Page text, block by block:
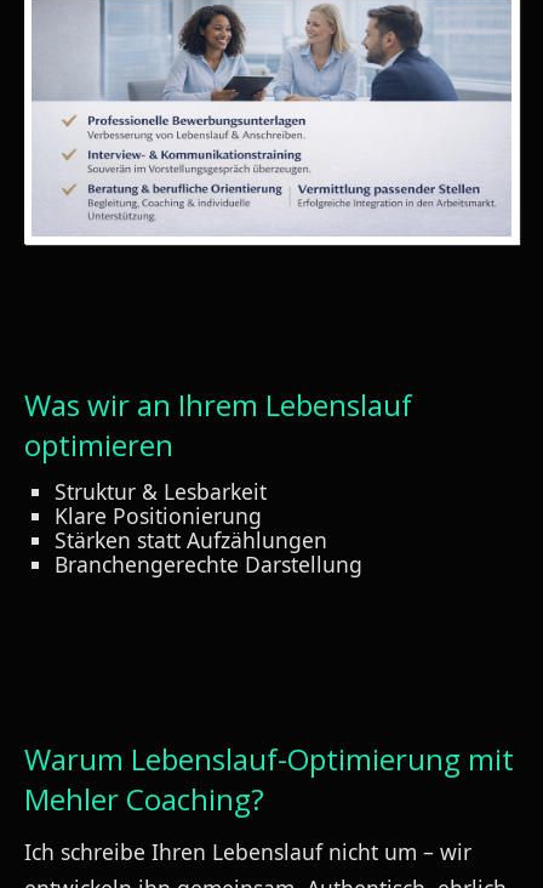
Was wir an Ihrem Lebenslauf
optimieren
Struktur & Lesbarkeit
Klare Positionierung
Stärken statt Aufzählungen
Branchengerechte Darstellung
Warum Lebenslauf-Optimierung mit
Mehler Coaching?
Ich schreibe Ihren Lebenslauf nicht um – wir